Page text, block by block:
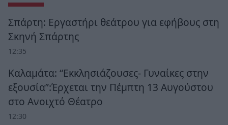
Σπάρτη: Εργαστήρι θεάτρου για εφήβους στη
Σκηνή Σπάρτης
12:35
Καλαμάτα: “Εκκλησιάζουσες- Γυναίκες στην
εξουσία”:Έρχεται την Πέμπτη 13 Αυγούστου
στο Ανοιχτό Θέατρο
12:30